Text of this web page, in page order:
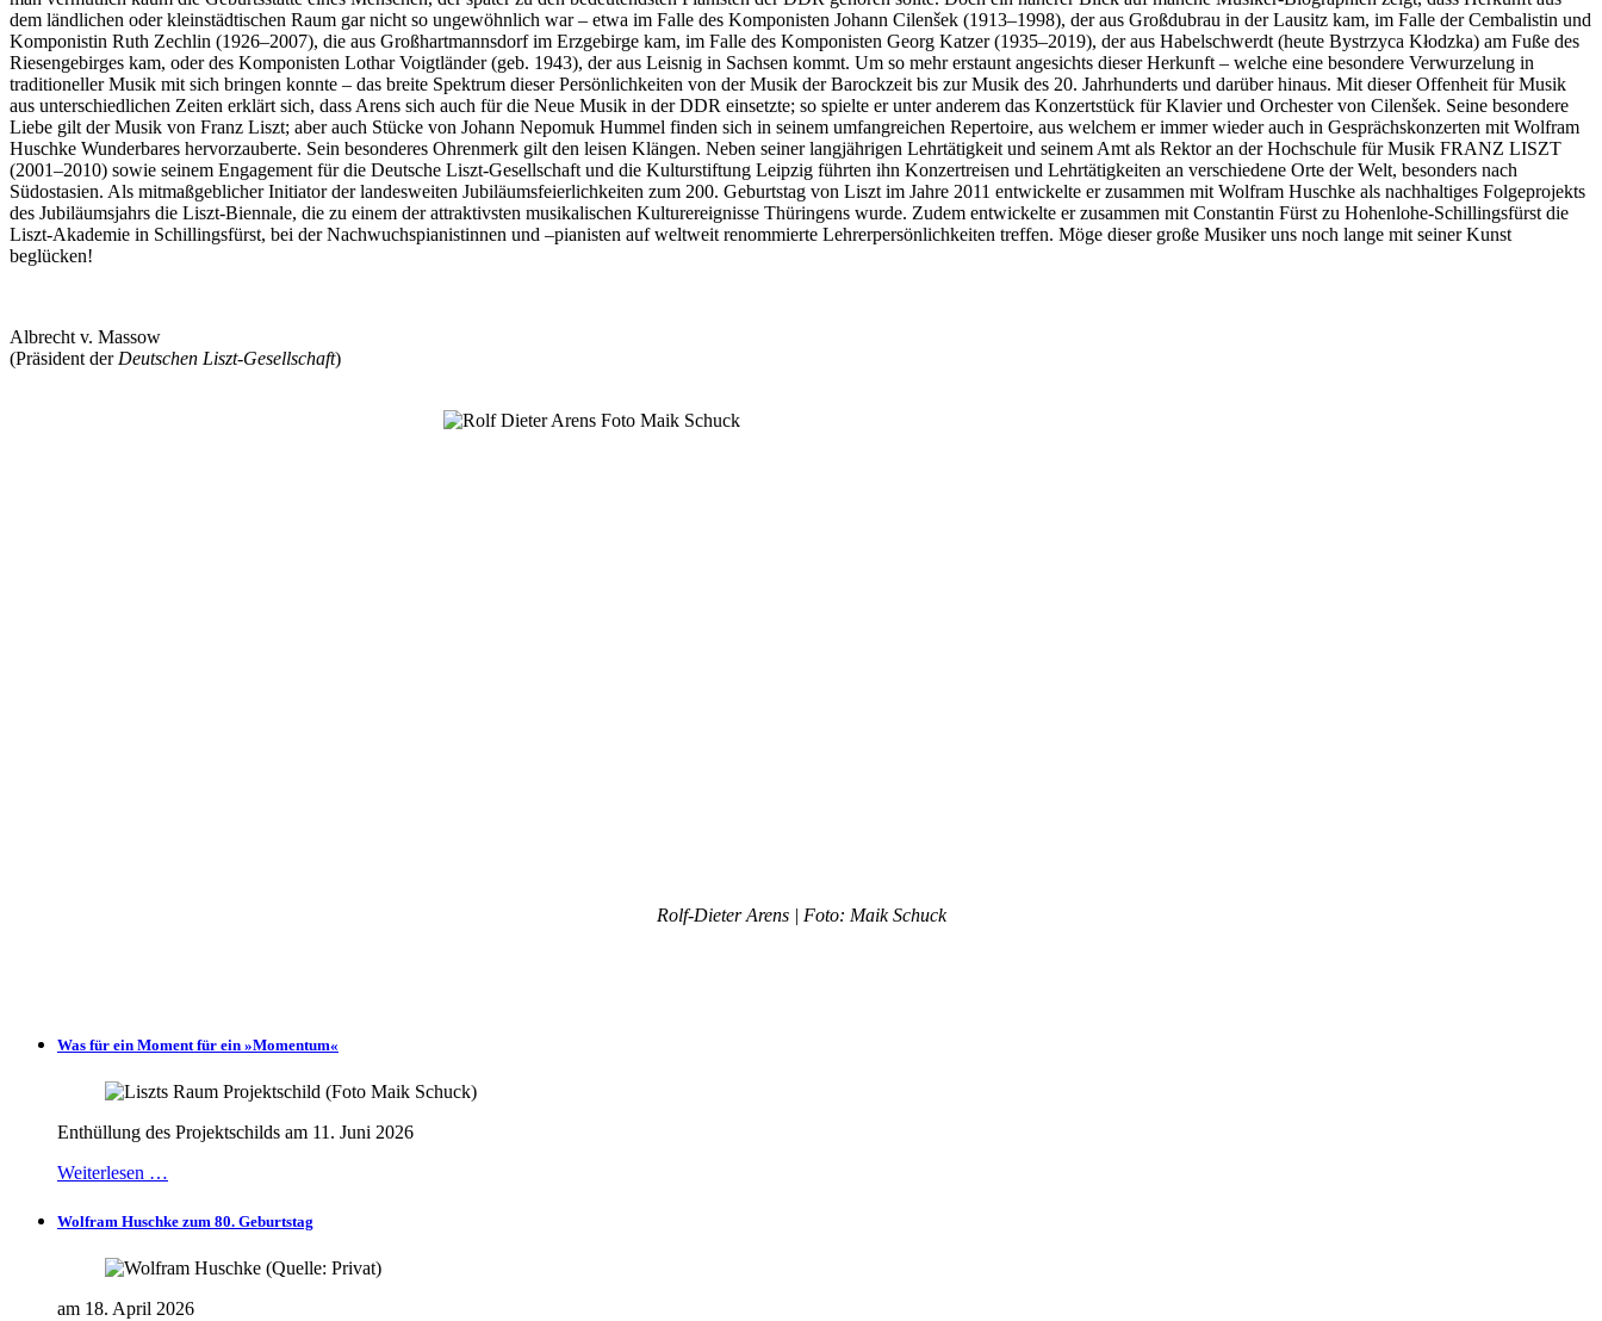
dem ländlichen oder kleinstädtischen Raum gar nicht so ungewöhnlich war – etwa im Falle des Komponisten Johann Cilenšek (1913–1998), der aus Großdubrau in der Lausitz kam, im Falle der Cembalistin und
Komponistin Ruth Zechlin (1926–2007), die aus Großhartmannsdorf im Erzgebirge kam, im Falle des Komponisten Georg Katzer (1935–2019), der aus Habelschwerdt (heute Bystrzyca Kłodzka) am Fuße des
Riesengebirges kam, oder des Komponisten Lothar Voigtländer (geb. 1943), der aus Leisnig in Sachsen kommt. Um so mehr erstaunt angesichts dieser Herkunft – welche eine besondere Verwurzelung in
traditioneller Musik mit sich bringen konnte – das breite Spektrum dieser Persönlichkeiten von der Musik der Barockzeit bis zur Musik des 20. Jahrhunderts und darüber hinaus. Mit dieser Offenheit für Musik
aus unterschiedlichen Zeiten erklärt sich, dass Arens sich auch für die Neue Musik in der DDR einsetzte; so spielte er unter anderem das Konzertstück für Klavier und Orchester von Cilenšek. Seine besondere
Liebe gilt der Musik von Franz Liszt; aber auch Stücke von Johann Nepomuk Hummel finden sich in seinem umfangreichen Repertoire, aus welchem er immer wieder auch in Gesprächskonzerten mit Wolfram
Huschke Wunderbares hervorzauberte. Sein besonderes Ohrenmerk gilt den leisen Klängen. Neben seiner langjährigen Lehrtätigkeit und seinem Amt als Rektor an der Hochschule für Musik FRANZ LISZT
(2001–2010) sowie seinem Engagement für die Deutsche Liszt-Gesellschaft und die Kulturstiftung Leipzig führten ihn Konzertreisen und Lehrtätigkeiten an verschiedene Orte der Welt, besonders nach
Südostasien. Als mitmaßgeblicher Initiator der landesweiten Jubiläumsfeierlichkeiten zum 200. Geburtstag von Liszt im Jahre 2011 entwickelte er zusammen mit Wolfram Huschke als nachhaltiges Folgeprojekts
des Jubiläumsjahrs die Liszt-Biennale, die zu einem der attraktivsten musikalischen Kulturereignisse Thüringens wurde. Zudem entwickelte er zusammen mit Constantin Fürst zu Hohenlohe-Schillingsfürst die
Liszt-Akademie in Schillingsfürst, bei der Nachwuchspianistinnen und –pianisten auf weltweit renommierte Lehrerpersönlichkeiten treffen. Möge dieser große Musiker uns noch lange mit seiner Kunst
beglücken!
Albrecht v. Massow
(Präsident der Deutschen Liszt-Gesellschaft)
Rolf-Dieter Arens | Foto: Maik Schuck
Was für ein Moment für ein »Momentum«
Enthüllung des Projektschilds am 11. Juni 2026
Weiterlesen …
Wolfram Huschke zum 80. Geburtstag
am 18. April 2026